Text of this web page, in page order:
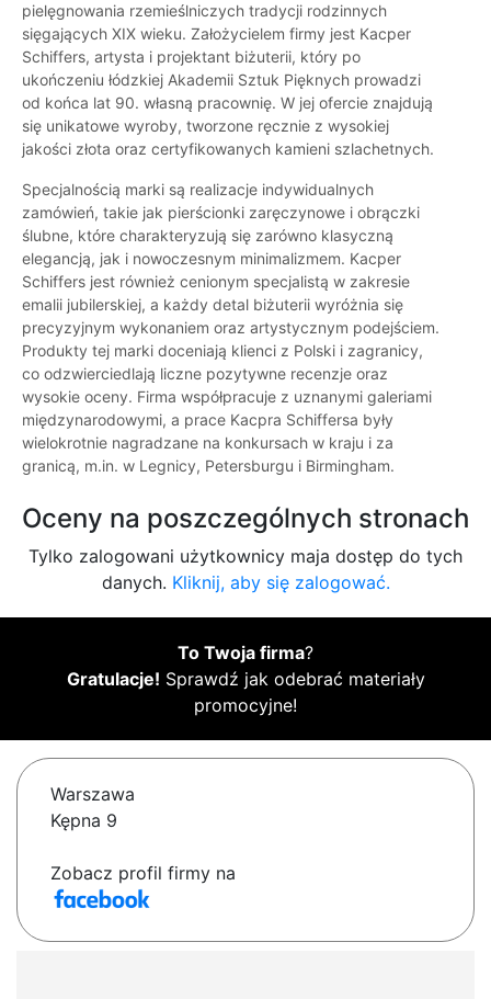
pielęgnowania rzemieślniczych tradycji rodzinnych
sięgających XIX wieku. Założycielem firmy jest Kacper
Schiffers, artysta i projektant biżuterii, który po
ukończeniu łódzkiej Akademii Sztuk Pięknych prowadzi
od końca lat 90. własną pracownię. W jej ofercie znajdują
się unikatowe wyroby, tworzone ręcznie z wysokiej
jakości złota oraz certyfikowanych kamieni szlachetnych.
Specjalnością marki są realizacje indywidualnych
zamówień, takie jak pierścionki zaręczynowe i obrączki
ślubne, które charakteryzują się zarówno klasyczną
elegancją, jak i nowoczesnym minimalizmem. Kacper
Schiffers jest również cenionym specjalistą w zakresie
emalii jubilerskiej, a każdy detal biżuterii wyróżnia się
precyzyjnym wykonaniem oraz artystycznym podejściem.
Produkty tej marki doceniają klienci z Polski i zagranicy,
co odzwierciedlają liczne pozytywne recenzje oraz
wysokie oceny. Firma współpracuje z uznanymi galeriami
międzynarodowymi, a prace Kacpra Schiffersa były
wielokrotnie nagradzane na konkursach w kraju i za
granicą, m.in. w Legnicy, Petersburgu i Birmingham.
Oceny na poszczególnych stronach
Tylko zalogowani użytkownicy maja dostęp do tych
danych. Kliknij, aby się zalogować.
To Twoja firma?
Gratulacje! Sprawdź jak odebrać materiały
promocyjne!
Warszawa
Kępna 9
Zobacz profil firmy na